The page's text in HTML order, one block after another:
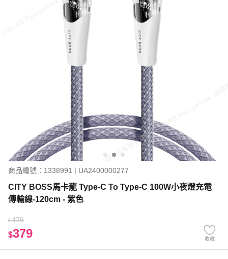
商品編號：1338991 | UA2400000277
CITY BOSS馬卡龍 Type-C To Type-C 100W小夜燈充電
傳輸線-120cm - 紫色
$479
$379 收藏